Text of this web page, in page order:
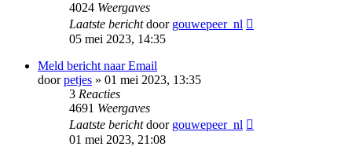
4024 Weergaves
Laatste berichtdoor gouwepeer_nl
05 mei 2023, 14:35
Meld bericht naar Email
doorpetjes » 01 mei 2023, 13:35
3 Reacties
4691 Weergaves
Laatste berichtdoor gouwepeer_nl
01 mei 2023, 21:08